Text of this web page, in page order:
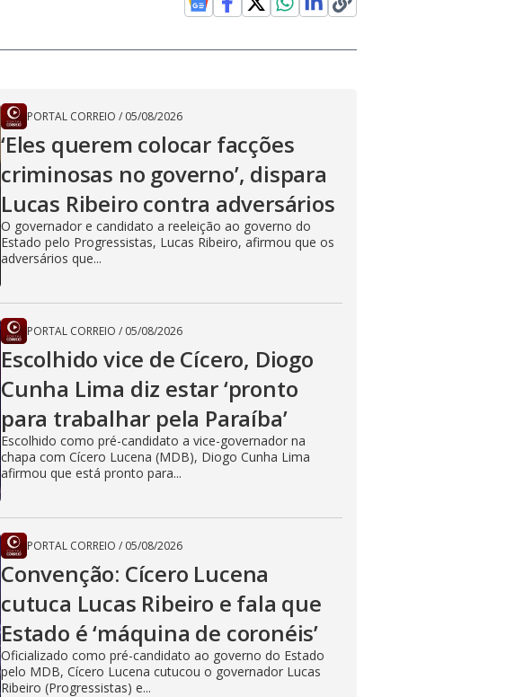
PORTAL CORREIO / 05/08/2026
‘Eles querem colocar facções
criminosas no governo’, dispara
Lucas Ribeiro contra adversários
O governador e candidato a reeleição ao governo do
Estado pelo Progressistas, Lucas Ribeiro, afirmou que os
adversários que...
PORTAL CORREIO / 05/08/2026
Escolhido vice de Cícero, Diogo
Cunha Lima diz estar ‘pronto
para trabalhar pela Paraíba’
Escolhido como pré-candidato a vice-governador na
chapa com Cícero Lucena (MDB), Diogo Cunha Lima
afirmou que está pronto para...
PORTAL CORREIO / 05/08/2026
Convenção: Cícero Lucena
cutuca Lucas Ribeiro e fala que
Estado é ‘máquina de coronéis’
Oficializado como pré-candidato ao governo do Estado
pelo MDB, Cícero Lucena cutucou o governador Lucas
Ribeiro (Progressistas) e...